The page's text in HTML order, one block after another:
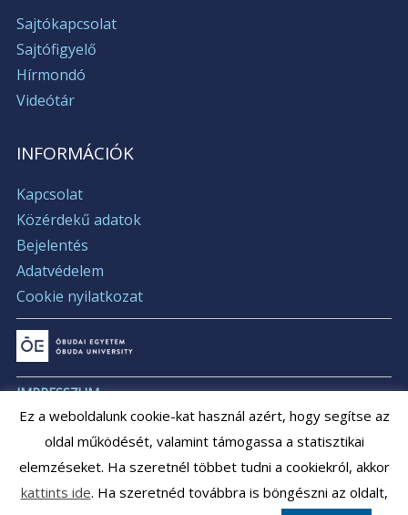
Sajtókapcsolat
Sajtófigyelő
Hírmondó
Videótár
INFORMÁCIÓK
Kapcsolat
Közérdekű adatok
Bejelentés
Adatvédelem
Cookie nyilatkozat
IMPRESSZUM
ÁLLÁSAJÁNLATOK
ARCHÍVUM
Ez a weboldalunk cookie-kat használ azért, hogy segítse az
oldal működését, valamint támogassa a statisztikai
elemzéseket. Ha szeretnél többet tudni a cookiekról, akkor
kattints ide. Ha szeretnéd továbbra is böngészni az oldalt,